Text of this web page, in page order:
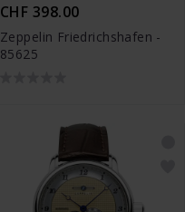
CHF 398.00
Zeppelin Friedrichshafen -
85625